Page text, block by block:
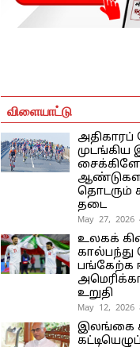
விளையாட்டு
அதிகாரப்
தொடரும்
தடை
May 27, 2026
உலகக்
கால்பந்து
பங்கேற்க
உறுதி
May 12, 2026
இலங்கை